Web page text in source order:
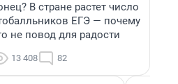
В стране растет число
ЕГЭ — почему
не повод для радости
13 408 82